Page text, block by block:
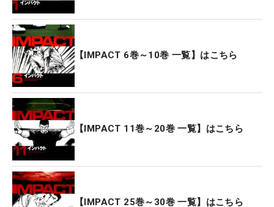
【IMPACT 6巻～10巻 一覧】はこちら
【IMPACT 11巻～20巻 一覧】はこちら
【IMPACT 25巻～30巻 一覧】はこちら